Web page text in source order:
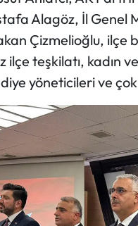
Alagöz, İl Genel
Çizmelioğlu, ilçe
teşkilatı, kadın
yöneticileri ve çok